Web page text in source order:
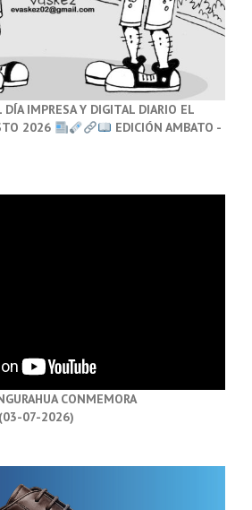
DÍA IMPRESA Y DIGITAL DIARIO EL
2026
EDICIÓN AMBATO -
CONMEMORA
(03-07-2026)